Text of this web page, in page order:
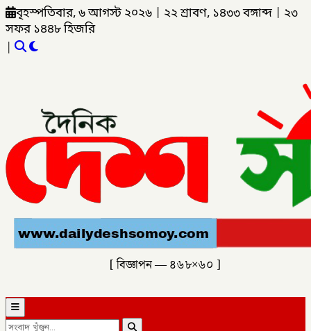
বৃহস্পতিবার, ৬ আগস্ট ২০২৬ ২২ শ্রাবণ, ১৪৩৩ বঙ্গাব্দ
২৩
সফর ১৪৪৮ হিজরি
|
[ বিজ্ঞাপন — ৪৬৮×৬০ ]